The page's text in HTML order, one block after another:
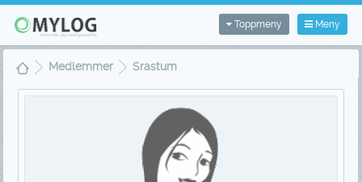
Meny
Toppmeny
Medlemmer Srastum